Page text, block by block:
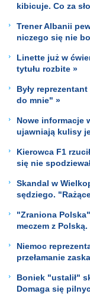
kibicuje. Co za
Trener Albanii
niczego się nie
Linette już w
tytułu rozbite »
Były
do mnie" »
Nowe informacje
ujawniają kulisy
Kierowca F1
się nie
Skandal w
sędziego.
"Zraniona
meczem z
Niemoc
przełamanie
Boniek "ustalił"
Domaga się